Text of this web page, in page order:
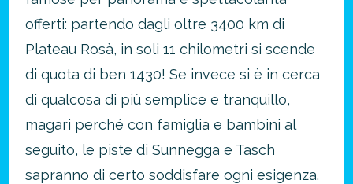
offerti: partendo dagli oltre 3400 km di
Plateau Rosà, in soli 11 chilometri si scende
di quota di ben 1430! Se invece si è in cerca
di qualcosa di più semplice e tranquillo,
magari perché con famiglia e bambini al
seguito, le piste di Sunnegga e Tasch
sapranno di certo soddisfare ogni esigenza.
Risparmia oltre il 21%!
approfitta del nostro 4-2-1
4 promozioni, 2 omaggi e 1 Novità!
ATTIVA OFFERTA